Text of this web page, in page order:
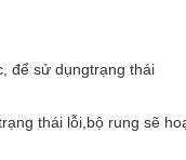
để sử dụngtrạng thái
thái lỗi,bộ rung sẽ